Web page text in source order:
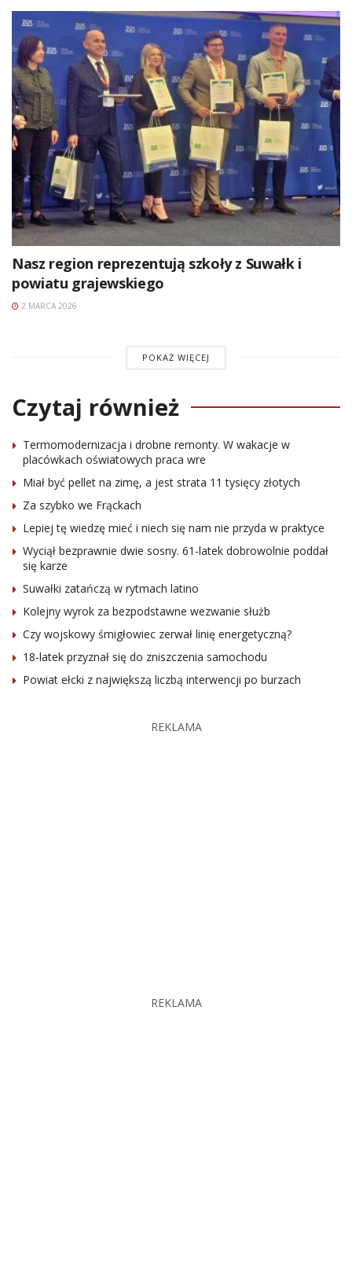
Nasz region reprezentują szkoły z Suwałk i
powiatu grajewskiego
2 MARCA 2026
POKAŻ WIĘCEJ
Czytaj również
Termomodernizacja i drobne remonty. W wakacje w
placówkach oświatowych praca wre
Miał być pellet na zimę, a jest strata 11 tysięcy złotych
Za szybko we Frąckach
Lepiej tę wiedzę mieć i niech się nam nie przyda w praktyce
Wyciął bezprawnie dwie sosny. 61-latek dobrowolnie poddał
się karze
Suwałki zatańczą w rytmach latino
Kolejny wyrok za bezpodstawne wezwanie służb
Czy wojskowy śmigłowiec zerwał linię energetyczną?
18-latek przyznał się do zniszczenia samochodu
Powiat ełcki z największą liczbą interwencji po burzach
REKLAMA
REKLAMA